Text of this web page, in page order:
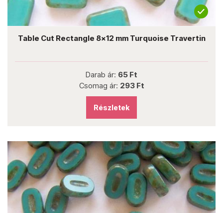
Table Cut Rectangle 8x12 mm Turquoise Travertin
Darab ár: 65 Ft
Csomag ár: 293 Ft
Részletek